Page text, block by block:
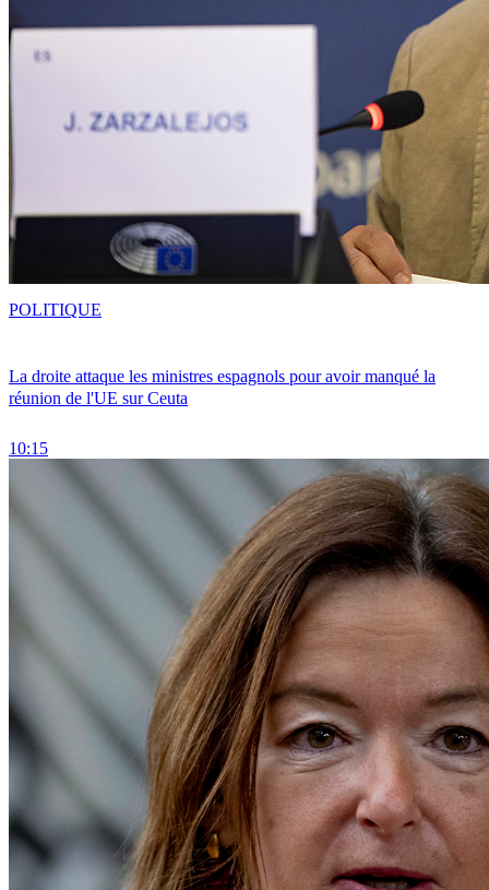
La droite attaque les ministres espagnols pour avoir manqué la
réunion de l'UE sur Ceuta
10:15
POLITIQUE